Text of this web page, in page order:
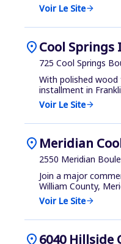
Voir Le Sitearrow_forward
location_onCool Springs
725 Cool Springs
With polished wood
installment in
Voir Le Sitearrow_forward
location_on Meridian
2550 Meridian
Join a major
William County,
Voir Le Sitearrow_forward
location_on6040 Hillside